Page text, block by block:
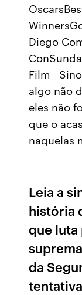
Diego
Film
algo não
eles não
que o
naquelas
Leia a
história
que luta
da
tentativa